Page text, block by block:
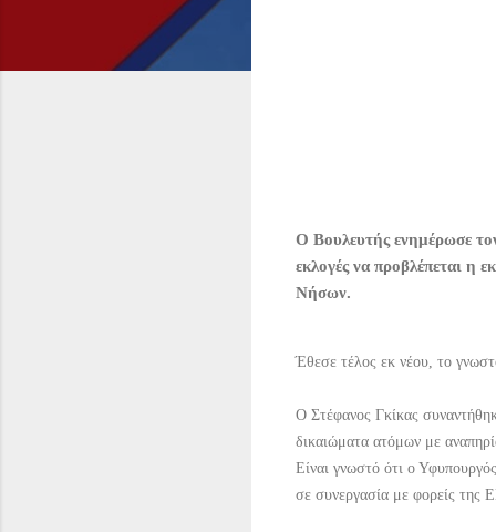
Ο Βουλευτής ενημέρωσε
εκλογές να προβλέπεται η
Νήσων.
Έθεσε τέλος εκ νέου, το
Ο Στέφανος Γκίκας
δικαιώματα ατόμων με
Είναι γνωστό ότι ο
σε συνεργασία με φορείς της